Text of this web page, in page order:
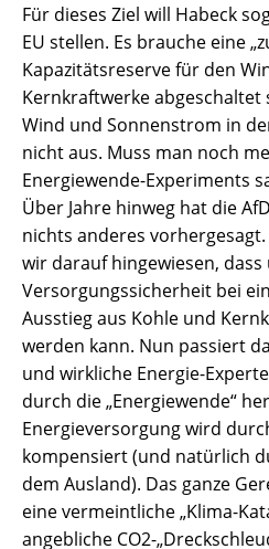
Für dieses Ziel will Habeck
EU stellen. Es brauche eine
Kapazitätsreserve für den
Kernkraftwerke abgeschaltet
Wind und Sonnenstrom in
nicht aus. Muss man noch
Energiewende-Experiments
Über Jahre hinweg hat die
nichts anderes
wir darauf hingewiesen, dass
Versorgungssicherheit bei
Ausstieg aus Kohle und
werden kann. Nun passiert
und wirkliche Energie-
durch die „Energiewende“
Energieversorgung wird
kompensiert (und natürlich
dem Ausland). Das ganze
eine vermeintliche „Klima-
angebliche CO2-